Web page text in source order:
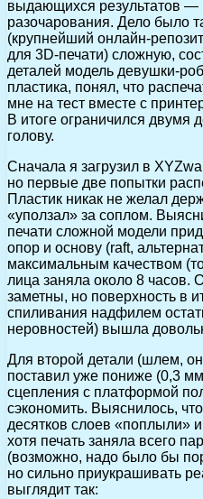
выдающихся результатов —
разочарования. Дело было
(крупнейший онлайн-
для 3D-печати) сложную,
деталей модель девушки-
пластика, понял, что
мне на тест вместе с
В итоге ограничился двумя
голову.
Сначала я загрузил в
но первые две попытки
Пластик никак не желал
«уползал» за соплом.
печати сложной модели
опор и основу (raft,
максимальным качеством
лица заняла около 8 часов.
заметны, но поверхность в
спиливания надфилем
неровностей) вышла
Для второй детали (шлем,
поставил уже пониже (0,3
сцепления с платформой
сэкономить. Выяснилось,
десятков слоев «поплыли»
хотя печать заняла всего
(возможно, надо было бы
но сильно приукрашивать
выглядит так: